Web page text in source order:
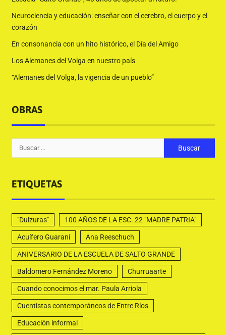
Neurociencia y educación: enseñar con el cerebro, el cuerpo y el
corazón
En consonancia con un hito histórico, el Día del Amigo
Los Alemanes del Volga en nuestro país
“Alemanes del Volga, la vigencia de un pueblo”
OBRAS
ETIQUETAS
"Dulzuras" 100 AÑOS DE LA ESC. 22 "MADRE PATRIA"
Acuífero Guaraní Ana Reeschuch
ANIVERSARIO DE LA ESCUELA DE SALTO GRANDE
Baldomero Fernández Moreno Churruaarte
Cuando conocimos el mar. Paula Arriola
Cuentistas contemporáneos de Entre Ríos
Educación informal